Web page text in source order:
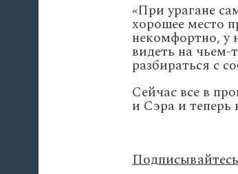
«При урагане
хорошее место
некомфортно, у
видеть на
разбираться с
Сейчас все в
и Сэра и